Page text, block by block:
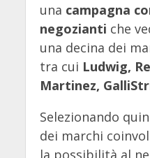
una campagna
negozianti che
una decina dei
tra cui Ludwig,
Martinez,
Selezionando
dei marchi
la possibilità al